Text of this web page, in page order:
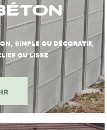
simple ou décoratif,
ou lisse